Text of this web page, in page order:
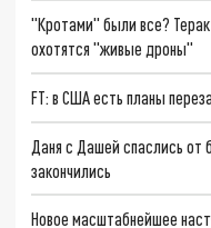
"Кротами" были все?
охотятся "живые дроны"
FT: в США есть планы
Даня с Дашей спаслись от
закончились
Новое масштабнейшее